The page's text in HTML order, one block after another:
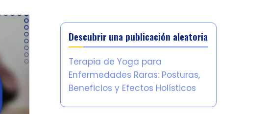
Descubrir una publicación aleatoria
Terapia de Yoga para
Enfermedades Raras: Posturas,
Beneficios y Efectos Holísticos